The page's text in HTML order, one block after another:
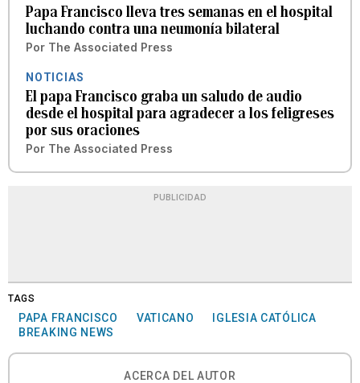
Papa Francisco lleva tres semanas en el hospital
luchando contra una neumonía bilateral
Por The Associated Press
NOTICIAS
El papa Francisco graba un saludo de audio
desde el hospital para agradecer a los feligreses
por sus oraciones
Por The Associated Press
PUBLICIDAD
TAGS
PAPA FRANCISCO VATICANO
IGLESIA CATÓLICA
BREAKING NEWS
ACERCA DEL AUTOR